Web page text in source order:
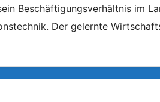
Beschäftigungsverhältnis im
Der gelernte